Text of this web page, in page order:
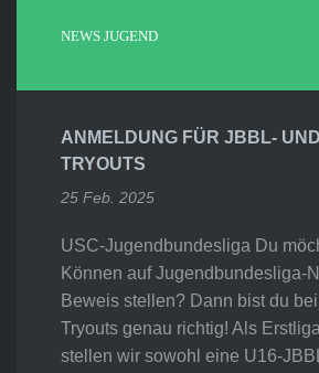
NEWS JUGEND
ANMELDUNG FÜR JBBL-
TRYOUTS
25 Feb. 2025
USC-Jugendbundesliga Du
Können auf Jugendbundesliga-
Beweis stellen? Dann bist du
Tryouts genau richtig! Als
stellen wir sowohl eine U16-